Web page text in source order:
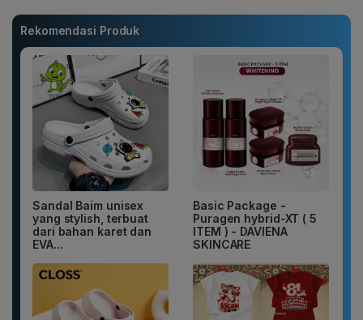
Rekomendasi Produk
Sandal Baim unisex
yang stylish, terbuat
dari bahan karet dan
EVA...
Basic Package -
Puragen hybrid-XT ( 5
ITEM ) - DAVIENA
SKINCARE